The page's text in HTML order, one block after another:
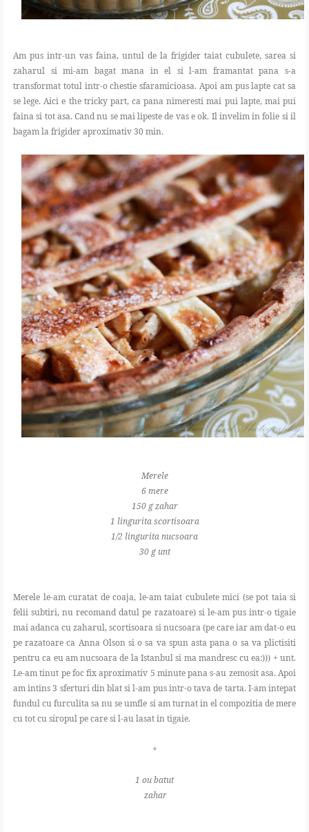
Am pus intr-un vas faina, untul de la frigider taiat cubulete, sarea si
zaharul si mi-am bagat mana in el si l-am framantat pana s-a
transformat totul intr-o chestie sfaramicioasa. Apoi am pus lapte cat sa
se lege. Aici e the tricky part, ca pana nimeresti mai pui lapte, mai pui
faina si tot asa. Cand nu se mai lipeste de vas e ok. Il invelim in folie si il
bagam la frigider aproximativ 30 min.
Merele
6 mere
150 g zahar
1 lingurita scortisoara
1/2 lingurita nucsoara
30 g unt
Merele le-am curatat de coaja, le-am taiat cubulete mici (se pot taia si
felii subtiri, nu recomand datul pe razatoare) si le-am pus intr-o tigaie
mai adanca cu zaharul, scortisoara si nucsoara (pe care iar am dat-o eu
pe razatoare ca Anna Olson si o sa va spun asta pana o sa va plictisiti
pentru ca eu am nucsoara de la Istanbul si ma mandresc cu ea:))) + unt.
Le-am tinut pe foc fix aproximativ 5 minute pana s-au zemosit asa. Apoi
am intins 3 sferturi din blat si l-am pus intr-o tava de tarta. I-am intepat
fundul cu furculita sa nu se umfle si am turnat in el compozitia de mere
cu tot cu siropul pe care si l-au lasat in tigaie.
+
1 ou batut
zahar